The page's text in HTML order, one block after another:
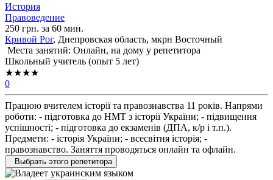
История
Правоведение
250 грн. за 60 мин.
Кривой Рог, Днепровская область, мкрн Восточный
Места занятий: Онлайн, на дому у репетитора
Школьный учитель (опыт 5 лет)
★★★★
0
Працюю вчителем історії та правознавства 11 років. Напрями
роботи: - підготовка до НМТ з історії України; - підвищення
успішності; - підготовка до екзаменів (ДПА, к/р і т.п.).
Предмети: - історія України; - всесвітня історія; -
правознавство. Заняття проводяться онлайн та офлайн.
Выбрать этого репетитора